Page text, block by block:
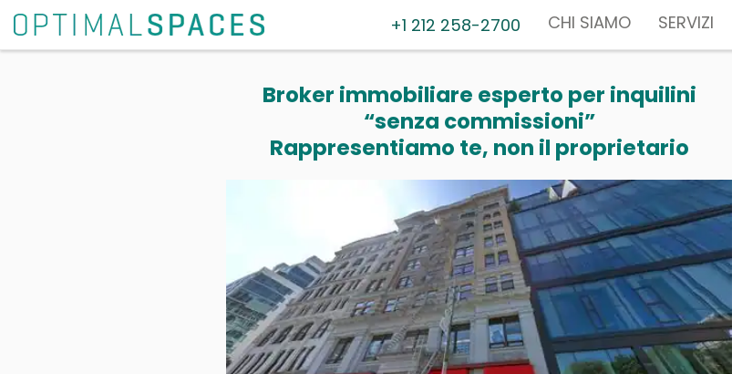
+1 212 258-2700 CHI SIAMO SERVIZI
Broker immobiliare esperto per inquilini
“senza commissioni”
Rappresentiamo te, non il proprietario